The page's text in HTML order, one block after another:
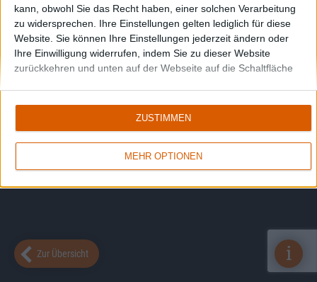
kann, obwohl Sie das Recht haben, einer solchen Verarbeitung
zu widersprechen. Ihre Einstellungen gelten lediglich für diese
Website. Sie können Ihre Einstellungen jederzeit ändern oder
Ihre Einwilligung widerrufen, indem Sie zu dieser Website
zurückkehren und unten auf der Webseite auf die Schaltfläche
MEHR OPTIONEN
ZUSTIMMEN
Zur Übersicht i